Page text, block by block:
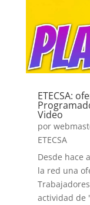
ETECSA:
Video
por
ETECSA
Desde hace
la red una
actividad de